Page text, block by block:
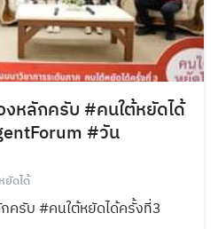
หลักครับ #คนใต้หยัดได้
#วัน
ยัดได้
ครับ #คนใต้หยัดได้ครั้งที่3